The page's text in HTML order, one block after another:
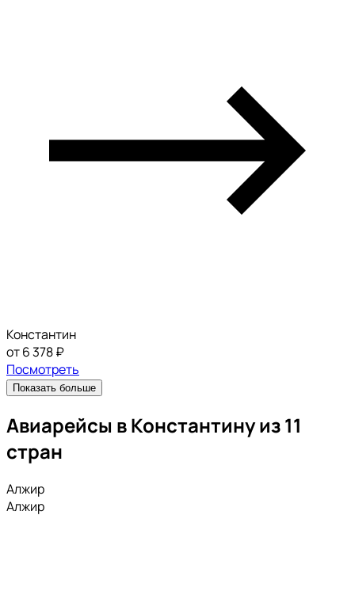
Константин
от 6 378 ₽
Посмотреть
Показать больше
Авиарейсы в Константину из 11
стран
Алжир
Алжир